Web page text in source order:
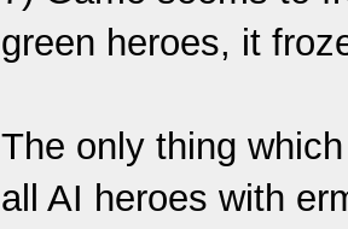
green heroes, it
The only thing
all AI heroes with